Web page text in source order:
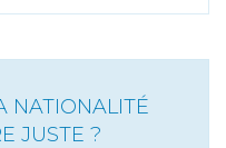
NATIONALITÉ
JUSTE ?